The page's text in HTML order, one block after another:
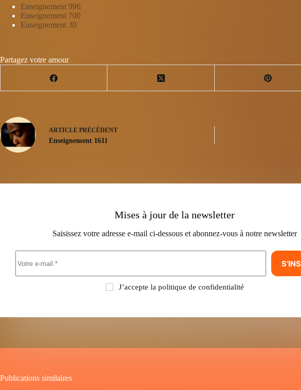
Enseignement 996
Enseignement 700
Enseignement 30
Partagez votre amour
ARTICLE PRÉCÉDENT
Enseignement 1611
Mises à jour de la newsletter
Saisissez votre adresse e-mail ci-dessous et abonnez-vous à notre newsletter
J’accepte la politique de confidentialité
Publications similaires